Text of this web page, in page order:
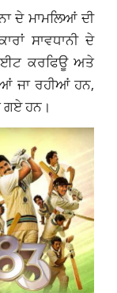
ਦੇ ਮਾਮਲਿਆਂ ਦੀ
ਸਾਵਧਾਨੀ ਦੇ
ਕਰਫਿਊ ਅਤੇ
ਜਾ ਰਹੀਆਂ ਹਨ,
ਗਏ ਹਨ।